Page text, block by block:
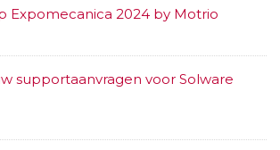
Expomecanica 2024 by Motrio
supportaanvragen voor Solware